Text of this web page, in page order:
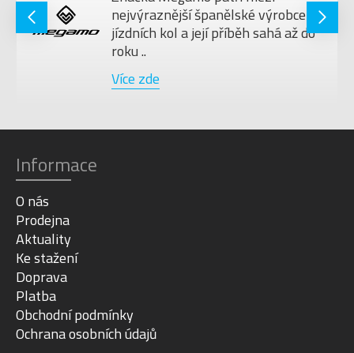
KOL
nejvýraznější španělské výrobce
jízdních kol a její příběh sahá až do
roku ..
Více zde
Informace
O nás
Prodejna
Aktuality
Ke stažení
Doprava
Platba
Obchodní podmínky
Ochrana osobních údajů